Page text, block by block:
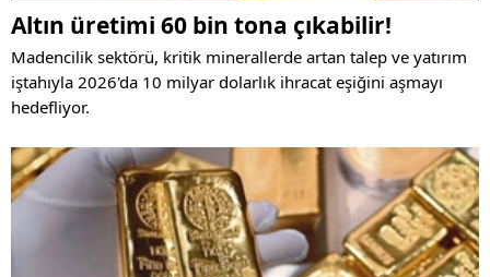
Altın üretimi 60 bin tona çıkabilir!
Madencilik sektörü, kritik minerallerde artan talep ve yatırım
iştahıyla 2026'da 10 milyar dolarlık ihracat eşiğini aşmayı
hedefliyor.